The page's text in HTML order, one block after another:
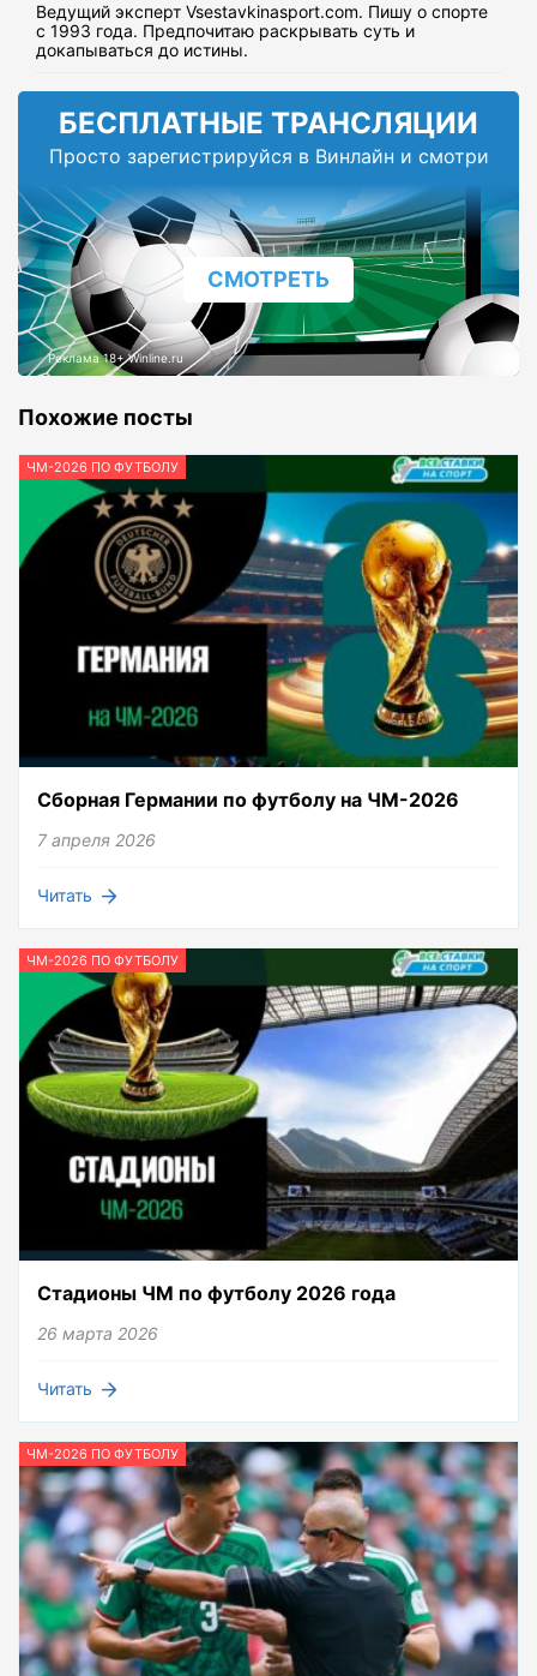
Ведущий эксперт Vsestavkinasport.com. Пишу о спорте
с 1993 года. Предпочитаю раскрывать суть и
докапываться до истины.
БЕСПЛАТНЫЕ ТРАНСЛЯЦИИ
Просто зарегистрируйся в Винлайн и смотри
СМОТРЕТЬ
Реклама 18+ Winline.ru
Похожие посты
ЧМ-2026 ПО ФУТБОЛУ
Сборная Германии по футболу на ЧМ-2026
7 апреля 2026
Читать
ЧМ-2026 ПО ФУТБОЛУ
Стадионы ЧМ по футболу 2026 года
26 марта 2026
Читать
ЧМ-2026 ПО ФУТБОЛУ